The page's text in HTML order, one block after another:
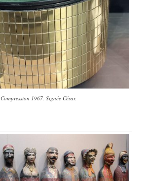
Compression 1967. Signée César.